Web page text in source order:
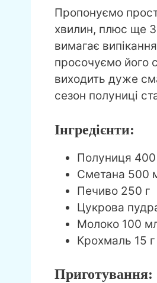
Пропонуємо
хвилин, плюс ще
вимагає
просочуємо його
виходить дуже
сезон полуниці
Інгредієнти:
Полуниця 400
Сметана 500
Печиво 250 г
Цукрова
Молоко 100
Крохмаль 15 г
Приготування: